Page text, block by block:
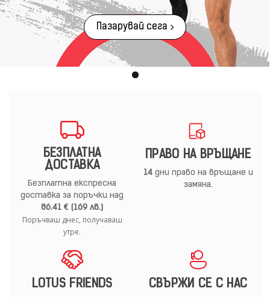
Пазарувай сега
БЕЗПЛАТНА
ДОСТАВКА
Безплатна експресна
доставка за поръчки над
86.41 € (169 лв.)
Поръчваш днес, получаваш
утре.
ПРАВО НА ВРЪЩАНЕ
14дни право на връщане и
замяна.
LOTUS FRIENDS СВЪРЖИ СЕ С НАС